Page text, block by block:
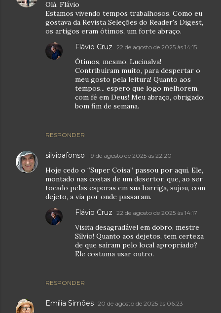
Olá, Flávio
Estamos vivendo tempos trabalhosos. Como eu
gostava da Revista Seleções do Reader's Digest,
os artigos eram ótimos, um forte abraço.
RESPONDER
Flávio Cruz 22 de agosto de 2025 às 14:15
Ótimos, mesmo, Lucinalva!
Contribuíram muito, para despertar o
meu gosto pela leitura! Quanto aos
tempos... espero que logo melhorem,
com fé em Deus! Meu abraço, obrigado;
bom fim de semana.
silvioafonso 19 de agosto de 2025 às 22:20
Hoje cedo o “Super Coisa” passou por aqui. Ele,
montado nas costas de um desertor, que, ao ser
tocado pelas esporas em sua barriga, sujou, com
dejeto, a via por onde passaram.
RESPONDER
Flávio Cruz 22 de agosto de 2025 às 14:17
Visita desagradável em dobro, mestre
Sílvio! Quanto aos dejetos, tem certeza
de que saíram pelo local apropriado?
Ele costuma usar outro.
Emília Simões 20 de agosto de 2025 às 06:23